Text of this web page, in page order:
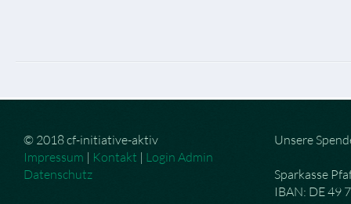
© 2018 cf-initiative-aktiv
Impressum | Kontakt | Login Admin
Datenschutz
Unsere
Sparkasse
IBAN: DE 49